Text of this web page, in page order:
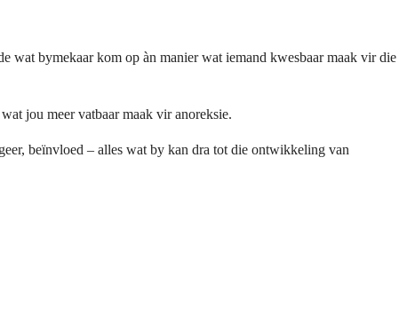
wat bymekaar kom op àn manier wat iemand kwesbaar maak vir die
jou meer vatbaar maak vir anoreksie.
beïnvloed – alles wat by kan dra tot die ontwikkeling van